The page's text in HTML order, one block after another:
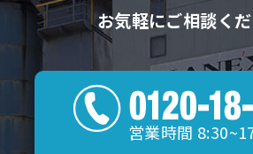
お気軽にご相談く
営業時間